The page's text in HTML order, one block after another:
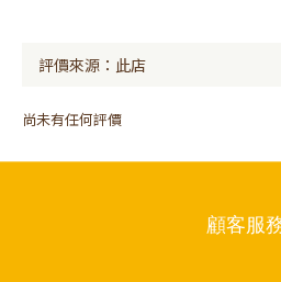
尚未有任何評價
顧客服